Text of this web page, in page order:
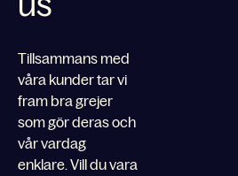
Tillsammans med
våra kunder tar vi
fram bra grejer
som gör deras och
vår vardag
enklare. Vill du vara